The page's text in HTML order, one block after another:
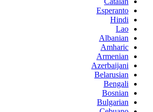
Esperanto
Hindi
Lao
Albanian
Amharic
Armenian
Azerbaijani
Belarusian
Bengali
Bosnian
Bulgarian